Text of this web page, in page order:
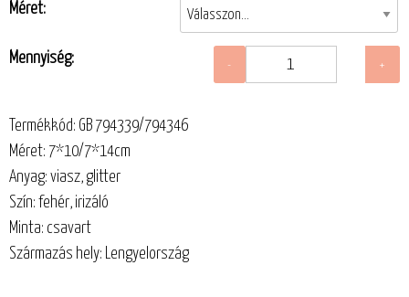
Méret:
Mennyiség:
Termékkód: GB 794339/794346
Méret: 7*10/7*14cm
Anyag: viasz, glitter
Szín: fehér, irizáló
Minta: csavart
Származás hely: Lengyelország